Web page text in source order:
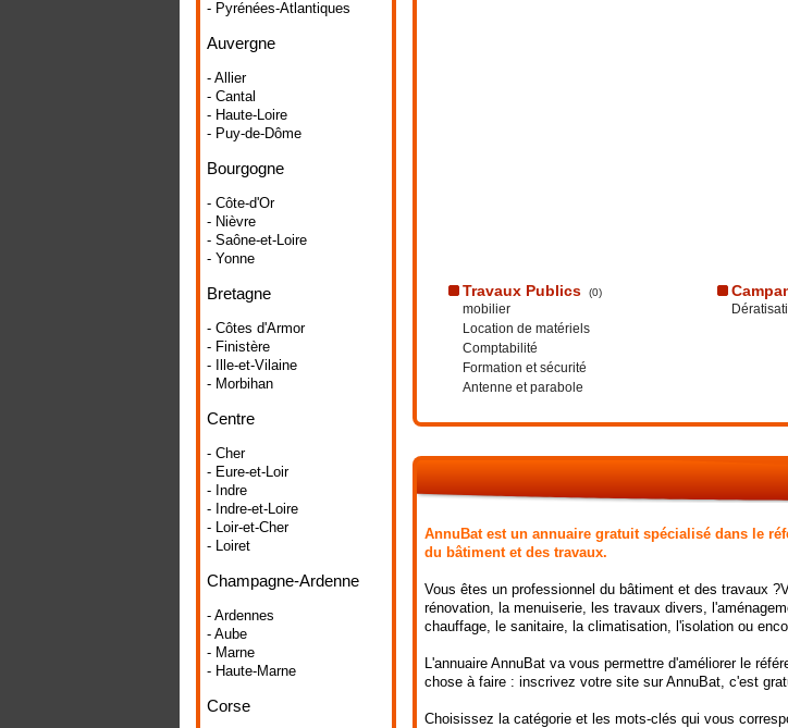
- Pyrénées-Atlantiques
Auvergne
- Allier
- Cantal
- Haute-Loire
- Puy-de-Dôme
Bourgogne
- Côte-d'Or
- Nièvre
- Saône-et-Loire
- Yonne
Bretagne
- Côtes d'Armor
- Finistère
- Ille-et-Vilaine
- Morbihan
Centre
- Cher
- Eure-et-Loir
- Indre
- Indre-et-Loire
- Loir-et-Cher
- Loiret
Champagne-Ardenne
- Ardennes
- Aube
- Marne
- Haute-Marne
Corse
Travaux Publics (0)
mobilier
Location de matériels
Comptabilité
Formation et sécurité
Antenne et parabole
AnnuBat est un annuaire gratuit spécialisé dans le
du bâtiment et des travaux.
Vous êtes un professionnel du bâtiment et des travaux
rénovation, la menuiserie, les travaux divers,
chauffage, le sanitaire, la climatisation, l'isolation ou
L'annuaire AnnuBat va vous permettre d'améliorer le
chose à faire : inscrivez votre site sur AnnuBat, c'est
Choisissez la catégorie et les mots-clés qui vous